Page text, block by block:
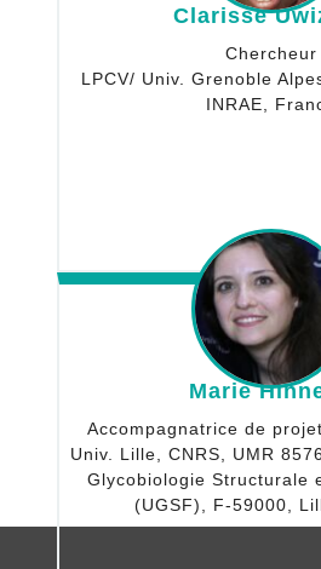
Clarisse
Chercheur
LPCV/ Univ. Grenoble
INRAE,
Marie
Accompagnatrice de
Univ. Lille, CNRS, UMR
Glycobiologie Structurale
(UGSF), F-59000,